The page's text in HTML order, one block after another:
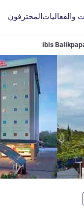
والفعالياتالمحترفون
ibis